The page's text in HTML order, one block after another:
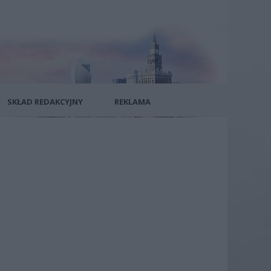
SKŁAD REDAKCYJNY REKLAMA